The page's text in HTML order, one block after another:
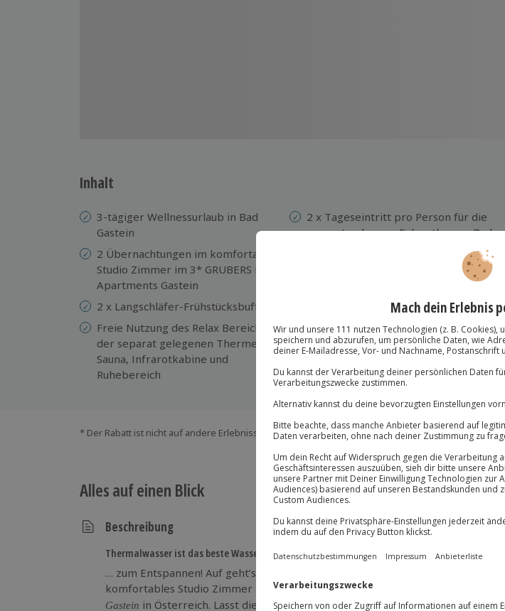
Inhalt
3-tägiger Wellnessurlaub in Bad
Gastein
2 Übernachtungen im komfortablen
Studio Zimmer im 3* GRUBERS Hotel
Apartments Gastein
2 x Langschläfer-Frühstücksbuffet
Freie Nutzung des Relax Bereichs in
der separat gelegenen Therme mit
Sauna, Infrarotkabine und
Ruhebereich
2 x Tageseintritt pro Person für die
separat gelegene Felsentherme Bad
Early Check-In/Late Check-Out: ab
entsprechender Auslastung)
Kostenloser Parkplatz
* Der Rabatt ist nicht auf andere Erlebnisse bei der Einlösung übertragbar.Details
Alles auf einen Blick
Beschreibung
Thermalwasser ist das beste Wasser …
… zum Entspannen! Auf geht’s nach Bad Gastein. Dort erwartet euch ein
komfortables Studio Zimmer im 3-SterneGRUBERS Hotel Apartments
Gastein in Österreich. Lasst die Seele baumeln. Das Herzstück der